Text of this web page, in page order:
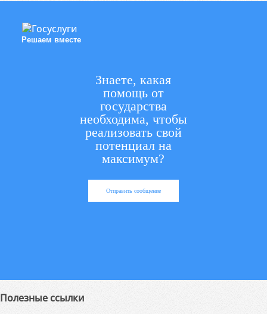
Решаем вместе
Знаете, какая
помощь от
государства
необходима, чтобы
реализовать свой
потенциал на
максимум?
Отправить сообщение
Полезные ссылки